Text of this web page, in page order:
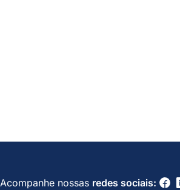
Acompanhe nossas redes sociais: